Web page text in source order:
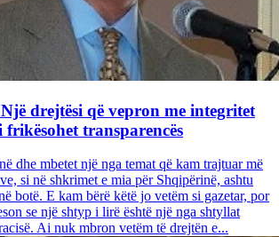
drejtësi që vepron me integritet
frikësohet transparencës
dhe mbetet një nga temat që kam trajtuar më
si në shkrimet e mia për Shqipërinë, ashtu
botë. E kam bërë këtë jo vetëm si gazetar, por
se një shtyp i lirë është një nga shtyllat
Ai nuk mbron vetëm të drejtën e...